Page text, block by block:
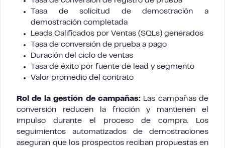
Tasa de solicitud de demostración a
demostración completada
Leads Calificados por Ventas (SQLs) generados
Tasa de conversión de prueba a pago
Duración del ciclo de ventas
Tasa de éxito por fuente de lead y segmento
Valor promedio del contrato
Rol de la gestión de campañas:Las campañas de
conversión reducen la fricción y mantienen el
impulso durante el proceso de compra. Los
seguimientos automatizados de demostraciones
aseguran que los prospectos reciban propuestas en